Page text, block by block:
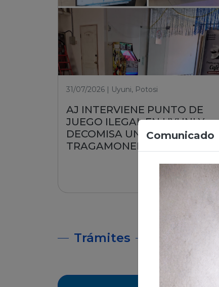
Comunicado
31/07/2026 | Uyuni, Potosi
AJ INTERVIENE PUNTO DE
JUEGO ILEGAL EN UYUNI Y
DECOMISA UNA MÁQUINA
TRAGAMONEDA
Leer nota
Trámites